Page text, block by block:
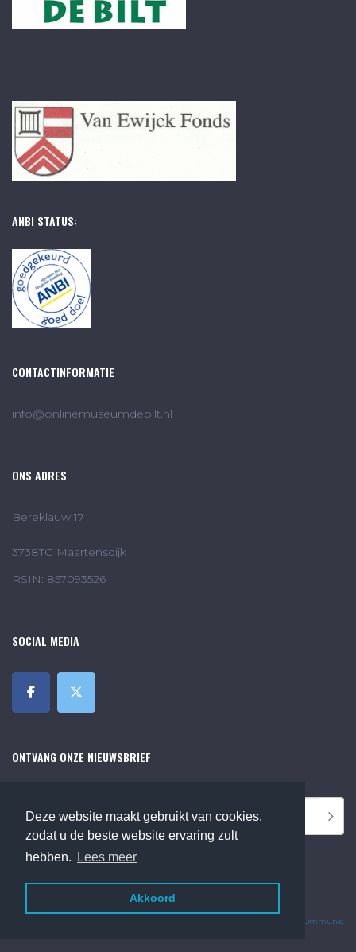
Deze website maakt gebruikt van cookies,
zodat u de beste website ervaring zult
hebben.
Lees meer
Akkoord
ANBI STATUS:
CONTACTINFORMATIE
info@onlinemuseumdebilt.nl
ONS ADRES
Bereklauw 17
3738TG Maartensdijk
RSIN: 857093526
SOCIAL MEDIA
ONTVANG ONZE NIEUWSBRIEF
©2018 Online Museum de Bilt. Alle rechten voorbehouden.
Ommune